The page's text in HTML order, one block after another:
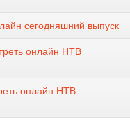
сегодняшний выпуск
онлайн НТВ
онлайн НТВ